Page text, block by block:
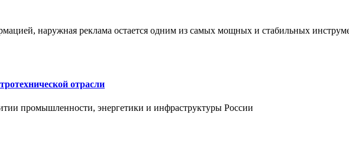
наружная реклама остается одним из самых мощных и стабильных
отрасли
промышленности, энергетики и инфраструктуры России